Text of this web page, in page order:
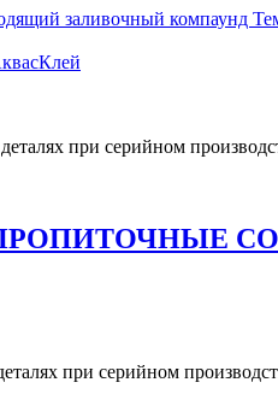
заливочный компаунд
при серийном
при серийном